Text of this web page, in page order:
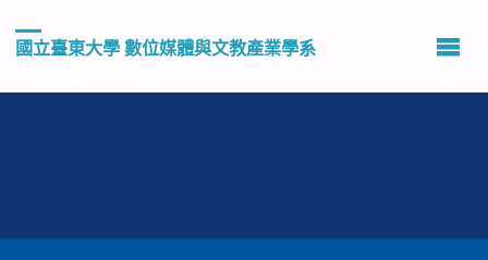
國立臺東大學 數位媒體與文教產業學系